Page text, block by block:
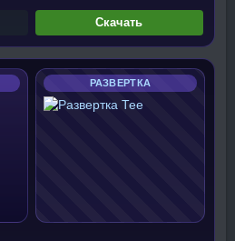
Скачать
РАЗВЕРТКА